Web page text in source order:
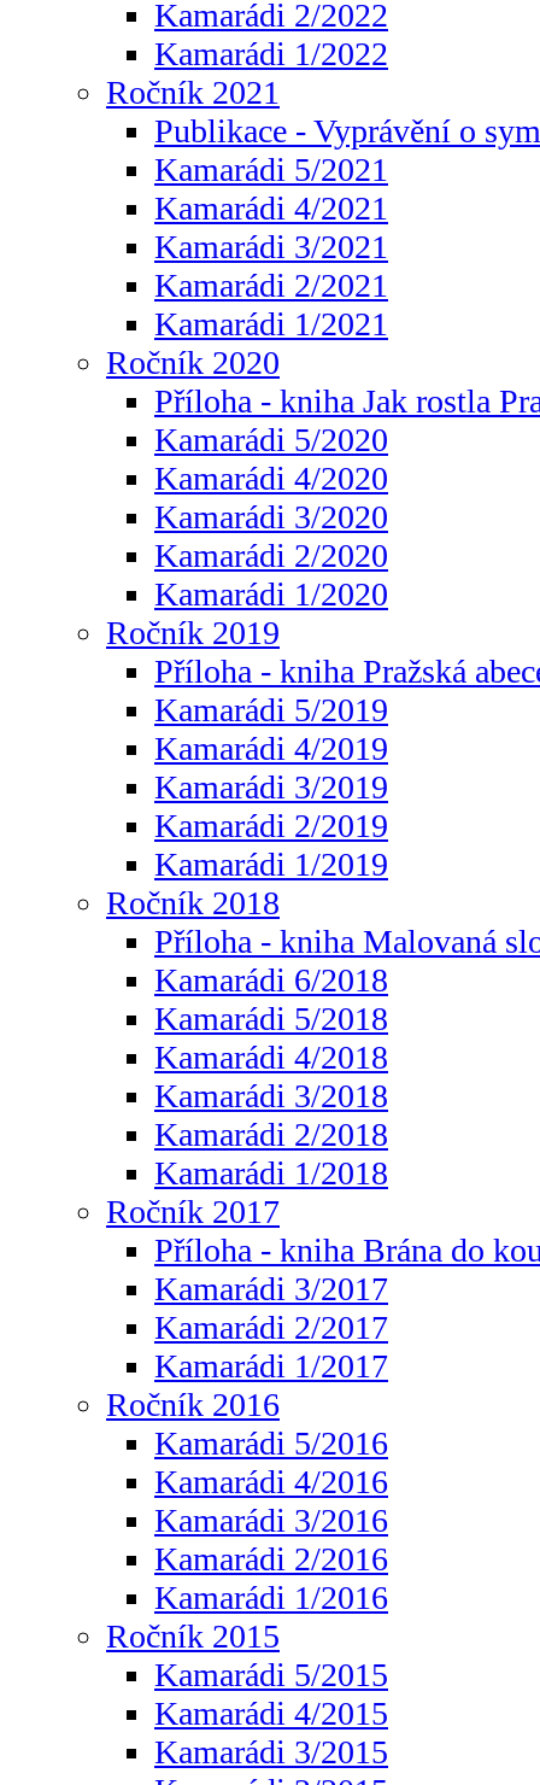
Kamarádi 2/2022
Kamarádi 1/2022
Ročník 2021
Publikace - Vyprávění o
Kamarádi 5/2021
Kamarádi 4/2021
Kamarádi 3/2021
Kamarádi 2/2021
Kamarádi 1/2021
Ročník 2020
Příloha - kniha Jak rostla
Kamarádi 5/2020
Kamarádi 4/2020
Kamarádi 3/2020
Kamarádi 2/2020
Kamarádi 1/2020
Ročník 2019
Příloha - kniha Pražská
Kamarádi 5/2019
Kamarádi 4/2019
Kamarádi 3/2019
Kamarádi 2/2019
Kamarádi 1/2019
Ročník 2018
Příloha - kniha Malovaná
Kamarádi 6/2018
Kamarádi 5/2018
Kamarádi 4/2018
Kamarádi 3/2018
Kamarádi 2/2018
Kamarádi 1/2018
Ročník 2017
Příloha - kniha Brána do
Kamarádi 3/2017
Kamarádi 2/2017
Kamarádi 1/2017
Ročník 2016
Kamarádi 5/2016
Kamarádi 4/2016
Kamarádi 3/2016
Kamarádi 2/2016
Kamarádi 1/2016
Ročník 2015
Kamarádi 5/2015
Kamarádi 4/2015
Kamarádi 3/2015